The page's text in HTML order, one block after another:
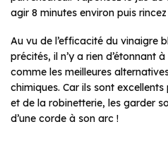
agir 8 minutes environ puis rincez
Au vu de l’efficacité du vinaigre
précités, il n’y a rien d’étonnant
comme les meilleures
chimiques. Car ils sont
et de la robinetterie, les garder
d’une corde à son arc !